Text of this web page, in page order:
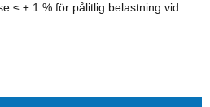
≤ ± 1 % för pålitlig belastning vid